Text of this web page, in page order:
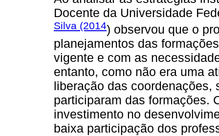
Docente da Universidade
Silva (2014) observou que o
planejamentos das
vigente e com as
entanto, como não era uma
liberação das coordenações,
participaram das formações.
investimento no
baixa participação dos